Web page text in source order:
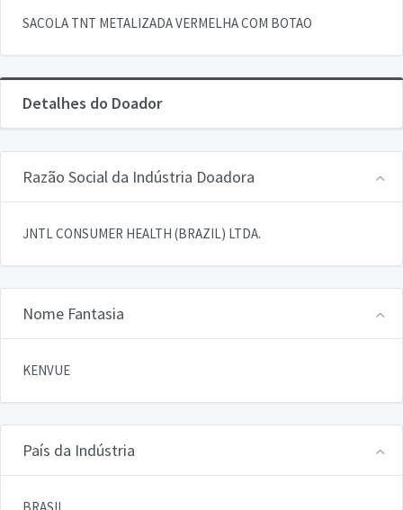
SACOLA TNT METALIZADA VERMELHA COM BOTAO
Detalhes do Doador
Razão Social da Indústria Doadora
JNTL CONSUMER HEALTH (BRAZIL) LTDA.
Nome Fantasia
KENVUE
País da Indústria